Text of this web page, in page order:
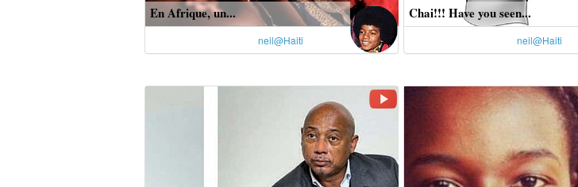
En Afrique, un...
neil@Haiti
Chai!!! Have you seen...
neil@Haiti